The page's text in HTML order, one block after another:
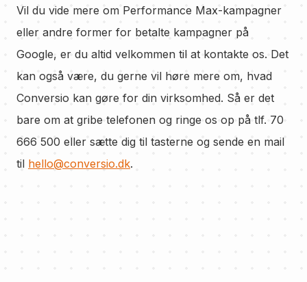
Vil du vide mere om Performance Max-kampagner
eller andre former for betalte kampagner på
Google, er du altid velkommen til at kontakte os. Det
kan også være, du gerne vil høre mere om, hvad
Conversio kan gøre for din virksomhed. Så er det
bare om at gribe telefonen og ringe os op på tlf. 70
666 500 eller sætte dig til tasterne og sende en mail
til hello@conversio.dk.